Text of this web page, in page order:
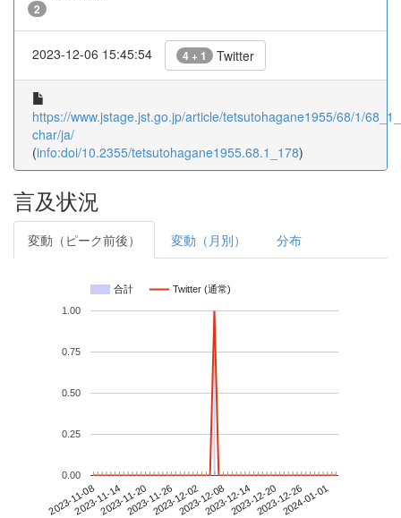
2
2023-12-06 15:45:54 4 + 1 Twitter
https://www.jstage.jst.go.jp/article/tetsutohagane1955/68/1/
char/ja/
(info:doi/10.2355/tetsutohagane1955.68.1_178)
言及状況
変動（ピーク前後） 変動（月別） 分布
合計 Twitter (通常)
2023-11-082023-11-142023-11-202023-11-262023-12-022023-12-082023-12-142023-12-202023-12-262024-01-01
0.00
0.25
0.50
0.75
1.00